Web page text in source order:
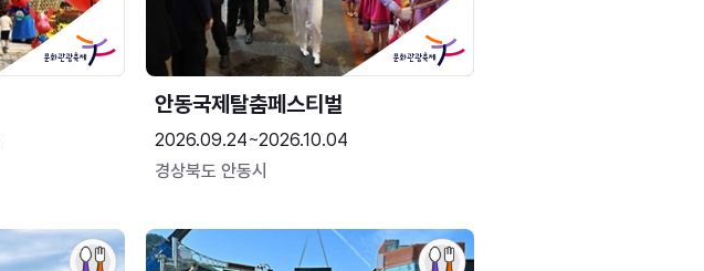
안동국제탈춤페스티벌
2026.09.24~2026.10.04
경상북도 안동시